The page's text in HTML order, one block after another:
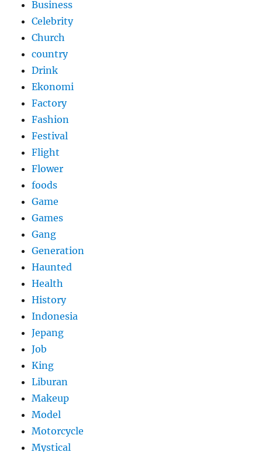
Business
Celebrity
Church
country
Drink
Ekonomi
Factory
Fashion
Festival
Flight
Flower
foods
Game
Games
Gang
Generation
Haunted
Health
History
Indonesia
Jepang
Job
King
Liburan
Makeup
Model
Motorcycle
Mystical